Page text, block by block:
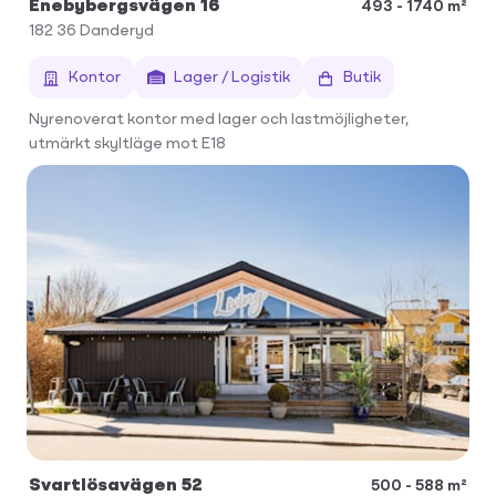
Enebybergsvägen 16
493 - 1740 m²
182 36 Danderyd
Kontor Lager / Logistik Butik
Nyrenoverat kontor med lager och lastmöjligheter,
utmärkt skyltläge mot E18
Svartlösavägen 52
500 - 588 m²